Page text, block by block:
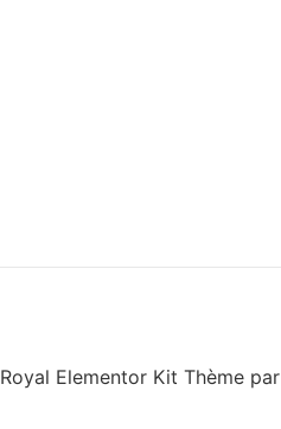
Royal Elementor Kit Thème par